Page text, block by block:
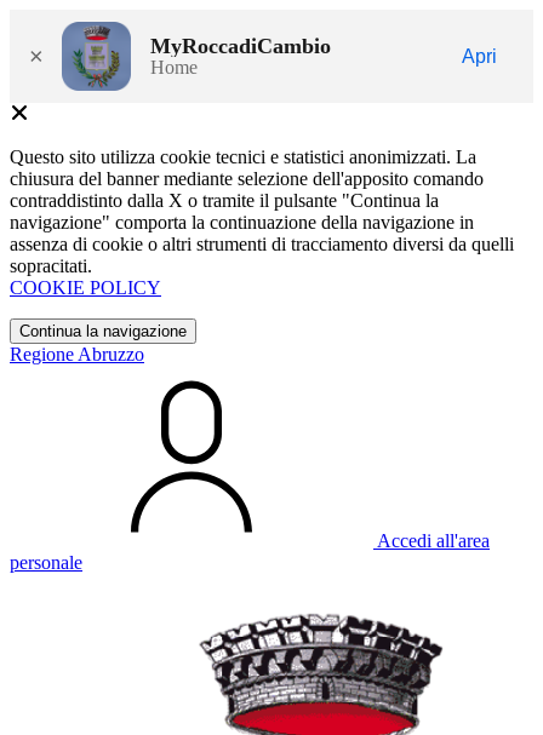
× MyRoccadiCambio
Home
Apri
Questo sito utilizza cookie tecnici e statistici anonimizzati. La
chiusura del banner mediante selezione dell'apposito comando
contraddistinto dalla X o tramite il pulsante "Continua la
navigazione" comporta la continuazione della navigazione in
assenza di cookie o altri strumenti di tracciamento diversi da quelli
sopracitati.
COOKIE POLICY
Continua la navigazione
Regione Abruzzo
Accedi all'area
personale